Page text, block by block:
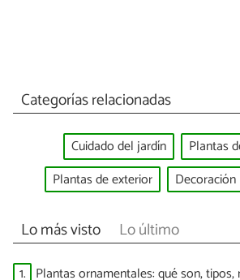
Categorías relacionadas
Cuidado del jardín
Plantas
Plantas de exterior
Decoración
Lo más visto Lo último
1. Plantas ornamentales: qué son,